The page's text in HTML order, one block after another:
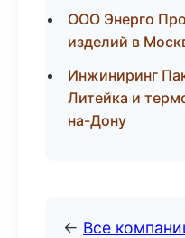
ООО Энерго
изделий в
Инжиниринг
Литейка и
на-Дону
← Все